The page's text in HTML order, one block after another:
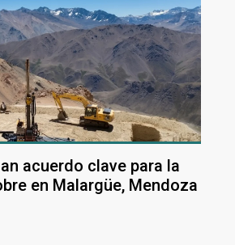
acuerdo clave para la
en Malargüe, Mendoza